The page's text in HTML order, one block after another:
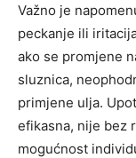
Važno je
peckanje ili
ako se promjene
sluznica,
primjene ulja.
efikasna, nije bez
mogućnost